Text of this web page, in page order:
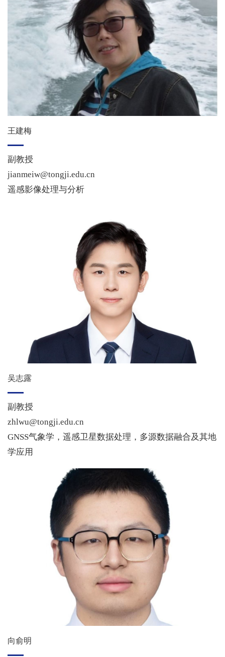
王建梅
副教授
jianmeiw@tongji.edu.cn
遥感影像处理与分析
吴志露
副教授
zhlwu@tongji.edu.cn
GNSS气象学，遥感卫星数据处理，多源数据融合及其地
学应用
向俞明